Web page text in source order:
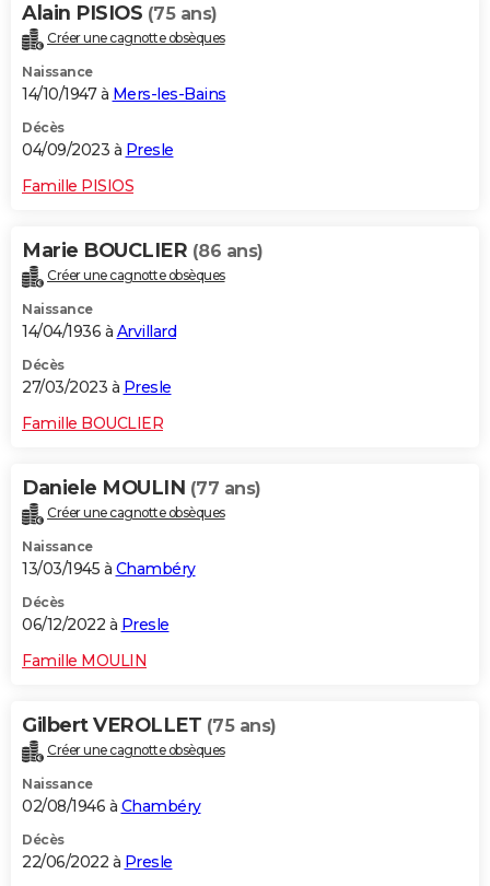
Alain PISIOS (75 ans)
Créer une cagnotte obsèques
Naissance
14/10/1947 à Mers-les-Bains
Décès
04/09/2023 à Presle
Famille PISIOS
Marie BOUCLIER (86 ans)
Créer une cagnotte obsèques
Naissance
14/04/1936 à Arvillard
Décès
27/03/2023 à Presle
Famille BOUCLIER
Daniele MOULIN (77 ans)
Créer une cagnotte obsèques
Naissance
13/03/1945 à Chambéry
Décès
06/12/2022 à Presle
Famille MOULIN
Gilbert VEROLLET (75 ans)
Créer une cagnotte obsèques
Naissance
02/08/1946 à Chambéry
Décès
22/06/2022 à Presle